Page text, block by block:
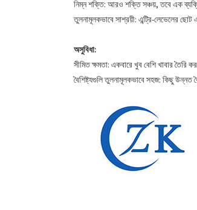
নিম্ন শক্তি: আরও শক্তি সঞ্চয়, তবে এক
তুলনামূলকভাবে সাশ্রয়ী: এন্ট্রি-লেভেলের
অসুবিধা:
সীমিত ক্ষমতা: একবারে খুব বেশি খাবার
বৈশিষ্ট্যগুলি তুলনামূলকভাবে সহজ: কিছু উন্নত